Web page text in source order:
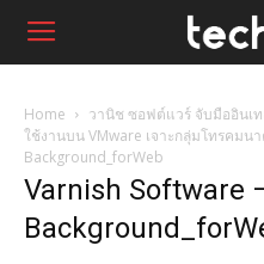
Home
วานิช ซอฟต์แวร์ จับมืออินเ
ใช้งานบน VMware เจาะกลุ่มโทรคมน
Background_forWeb
Varnish Software